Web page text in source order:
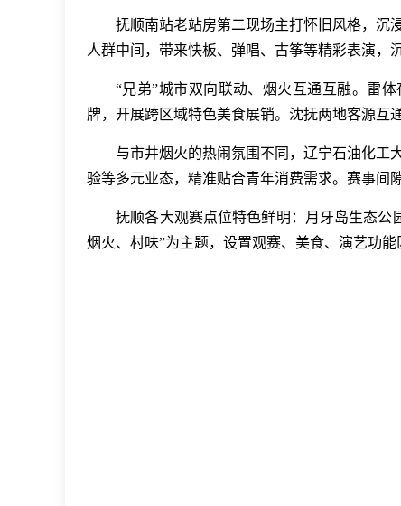
抚顺南站老站房第二现场主打怀旧风格，沉浸
人群中间，带来快板、弹唱、古筝等精彩表演，
“兄弟”城市双向联动、烟火互通互融。雷体
牌，开展跨区域特色美食展销。沈抚两地客源互
与市井烟火的热闹氛围不同，辽宁石油化工大
验等多元业态，精准贴合青年消费需求。赛事间
抚顺各大观赛点位特色鲜明：月牙岛生态公园
烟火、村味”为主题，设置观赛、美食、演艺功